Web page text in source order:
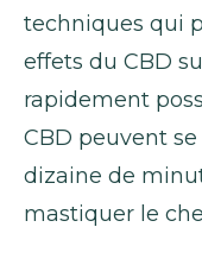
techniques qui
effets du CBD
rapidement
CBD peuvent se
dizaine de
mastiquer le